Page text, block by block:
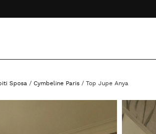
Sposa / Cymbeline Paris / Top Jupe Anya